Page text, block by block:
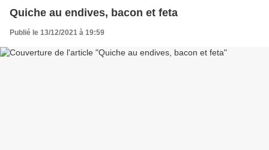
Quiche au endives, bacon et feta
Publié le 13/12/2021 à 19:59